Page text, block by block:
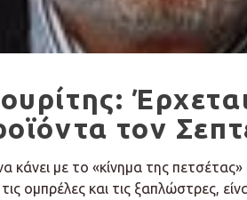
τον
κάνει με το «κίνημα της
ομπρέλες και τις ξαπλώστρες,